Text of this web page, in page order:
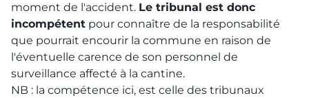
moment de l'accident. Le tribunal est donc
incompétent pour connaître de la responsabilité
que pourrait encourir la commune en raison de
l'éventuelle carence de son personnel de
surveillance affecté à la cantine.
NB : la compétence ici, est celle des tribunaux